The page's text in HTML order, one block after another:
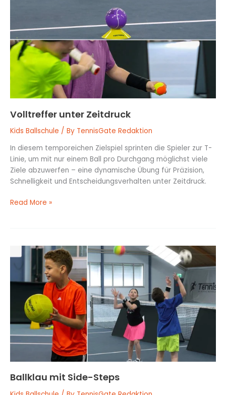
Volltreffer unter Zeitdruck
Kids Ballschule / By TennisGate Redaktion
In diesem temporeichen Zielspiel sprinten die Spieler zur T-
Linie, um mit nur einem Ball pro Durchgang möglichst viele
Ziele abzuwerfen – eine dynamische Übung für Präzision,
Schnelligkeit und Entscheidungsverhalten unter Zeitdruck.
Read More »
Ballklau mit Side-Steps
Ballklau
Steps